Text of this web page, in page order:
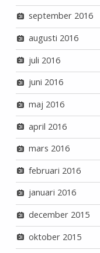
september 2016
augusti 2016
juli 2016
juni 2016
maj 2016
april 2016
mars 2016
februari 2016
januari 2016
december 2015
oktober 2015